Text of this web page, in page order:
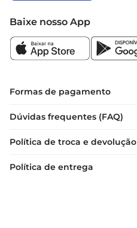
Baixe nosso App
Formas de pagamento
Dúvidas frequentes (FAQ)
Política de troca e devolução
Política de entrega